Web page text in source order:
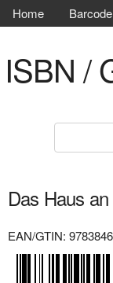
Home
ISBN /
Das Haus
EAN/GTIN: